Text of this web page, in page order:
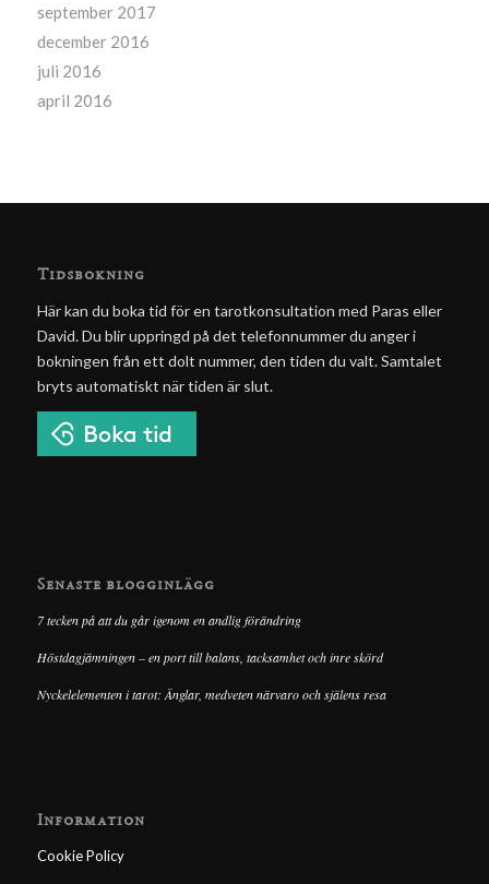
september 2017
december 2016
juli 2016
april 2016
Tidsbokning
Här kan du boka tid för en tarotkonsultation med Paras eller
David. Du blir uppringd på det telefonnummer du anger i
bokningen från ett dolt nummer, den tiden du valt. Samtalet
bryts automatiskt när tiden är slut.
Senaste blogginlägg
7 tecken på att du går igenom en andlig förändring
Höstdagjämningen – en port till balans, tacksamhet och inre skörd
Nyckelelementen i tarot: Änglar, medveten närvaro och själens resa
Information
Cookie Policy